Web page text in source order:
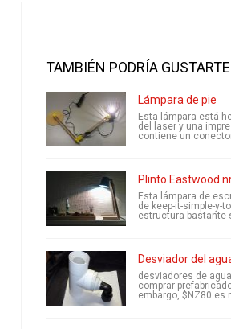
TAMBIÉN PODRÍA GUSTARTE
Lámpara de pie
Esta lámpara está
del laser y una
contiene un
Plinto Eastwood
Esta lámpara de
de keep-it-simple-y-
estructura bastante
Desviador del
desviadores de
comprar
embargo, $NZ80 es